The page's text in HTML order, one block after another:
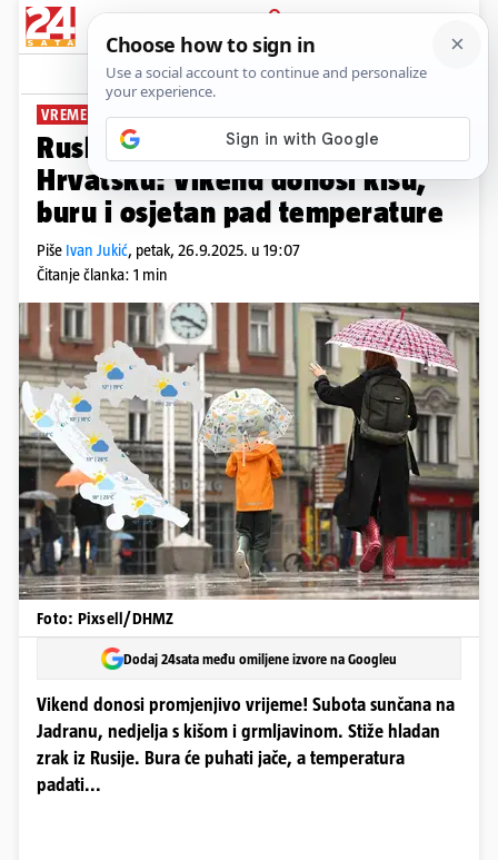
PRIJAVA
News Komentari
VREMENSKA PROGNOZA
Ruski ledeni zrak stiže u
Hrvatsku: Vikend donosi kišu,
buru i osjetan pad temperature
Piše Ivan Jukić, petak, 26.9.2025. u 19:07
Čitanje članka: 1 min
Foto: Pixsell/DHMZ
Dodaj 24sata među omiljene izvore na Googleu
Vikend donosi promjenjivo vrijeme! Subota sunčana na
Jadranu, nedjelja s kišom i grmljavinom. Stiže hladan
zrak iz Rusije. Bura će puhati jače, a temperatura
padati...